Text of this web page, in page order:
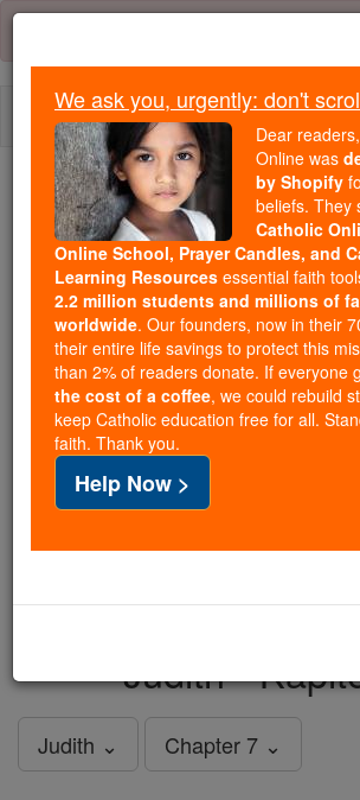
Skip
content
We ask you, urgently: don't scroll past
Dear readers,
wasde-
for our pro-life
shut down our
Online, Catholic Online School,
Catholic Online Learning Resources
tools serving over2.2 million students
families worldwide. Our founders, now
just gave their entire life savings to
But fewer than 2% of readers donate.
just$5, the cost of a coffee, we could
in faith. Thank you.DONATE TODAY >
Judith -
Judith ⌄ Chapter 7 ⌄
We ask you, urgently: don't
Dear
Online was
by Shopify
beliefs. They
Catholic
Online School, Prayer Candles, and
Learning Resources essential faith
2.2 million students and millions of
worldwide. Our founders, now in their
their entire life savings to protect this
than 2% of readers donate. If everyone
the cost of a coffee, we could rebuild
keep Catholic education free for all.
faith. Thank you.
Help Now >